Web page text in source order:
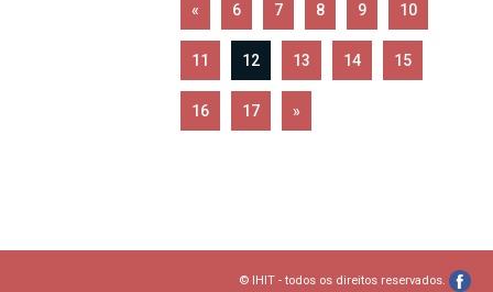
« 6 7 8 9 10
11 12 13 14 15
16 17 »
© IHIT - todos os direitos reservados.